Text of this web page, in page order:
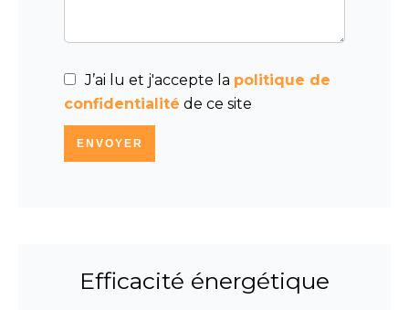
J’ai lu et j'accepte la politique de
confidentialité de ce site
ENVOYER
Efficacité énergétique